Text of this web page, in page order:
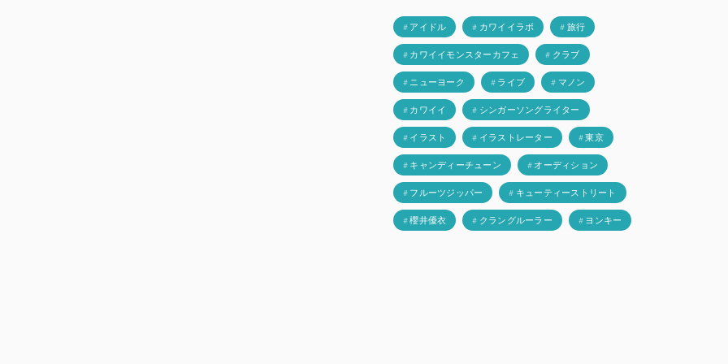
# アイドル # カワイイラボ # 旅行
# カワイイモンスターカフェ # クラブ
# ニューヨーク # ライブ # マノン
# カワイイ # シンガーソングライター
# イラスト # イラストレーター # 東京
# キャンディーチューン # オーディション
# フルーツジッパー # キューティーストリート
# 櫻井優衣 # クラングルーラー # ヨンキー